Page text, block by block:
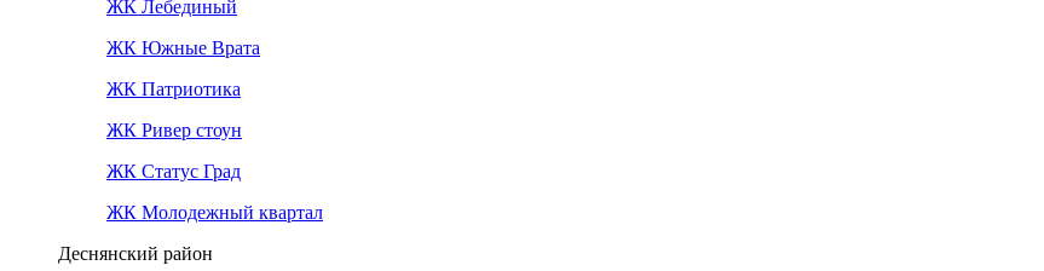
ЖК Лебединый
ЖК Южные Врата
ЖК Патриотика
ЖК Ривер стоун
ЖК Статус Град
ЖК Молодежный квартал
Деснянский район